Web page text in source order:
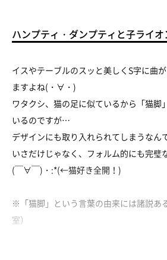
ハンプティ・ダンプティと子ライオ
イスやテーブルのスッと美しくS字に曲
ますよね(・∀・)
ワタクシ、猫の足に似ているから「猫脚
いるのですが…
デザインにも取り入れられてしまうなん
いさだけじゃなく、フォルム的にも完璧
(￣∀￣)・:*(←猫好き全開！)
※「猫脚」という言葉の由来には諸説あ
室）